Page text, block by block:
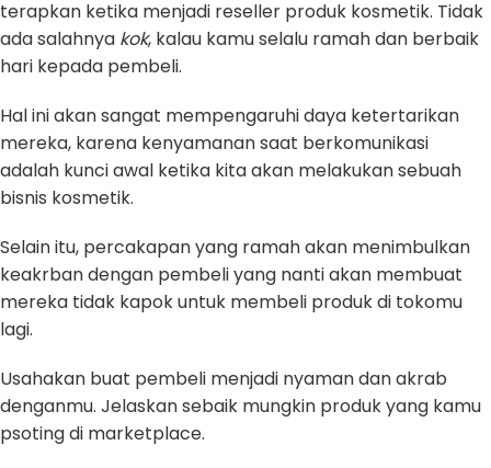
terapkan ketika menjadi reseller produk kosmetik. Tidak
ada salahnya kok, kalau kamu selalu ramah dan berbaik
hari kepada pembeli.
Hal ini akan sangat mempengaruhi daya ketertarikan
mereka, karena kenyamanan saat berkomunikasi
adalah kunci awal ketika kita akan melakukan sebuah
bisnis kosmetik.
Selain itu, percakapan yang ramah akan menimbulkan
keakrban dengan pembeli yang nanti akan membuat
mereka tidak kapok untuk membeli produk di tokomu
lagi.
Usahakan buat pembeli menjadi nyaman dan akrab
denganmu. Jelaskan sebaik mungkin produk yang kamu
psoting di marketplace.